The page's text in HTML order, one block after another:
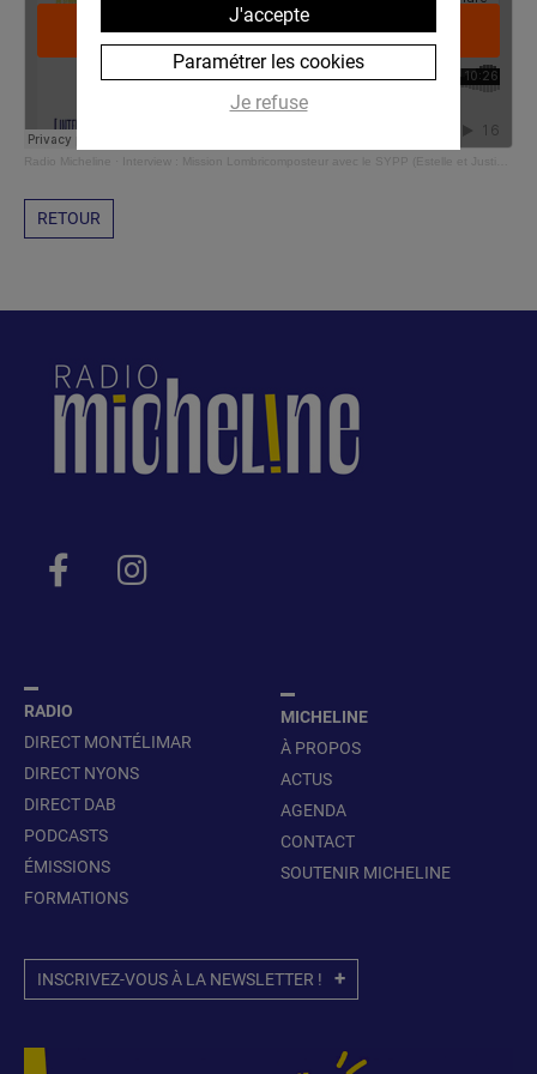
Radio Micheline Interview : Mission Lombricomposteur avec le SYPP (Estelle et Justine)
RETOUR
RADIO
DIRECT MONTÉLIMAR
DIRECT NYONS
DIRECT DAB
PODCASTS
ÉMISSIONS
FORMATIONS
MICHELINE
À PROPOS
ACTUS
AGENDA
CONTACT
SOUTENIR MICHELINE
INSCRIVEZ-VOUS À LA NEWSLETTER !
J'accepte
Paramétrer les cookies
Je refuse